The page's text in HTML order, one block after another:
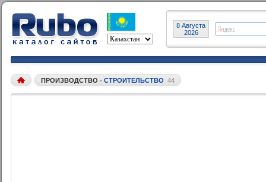
8 Августа
2026
ПРОИЗВОДСТВО • СТРОИТЕЛЬСТВО 44